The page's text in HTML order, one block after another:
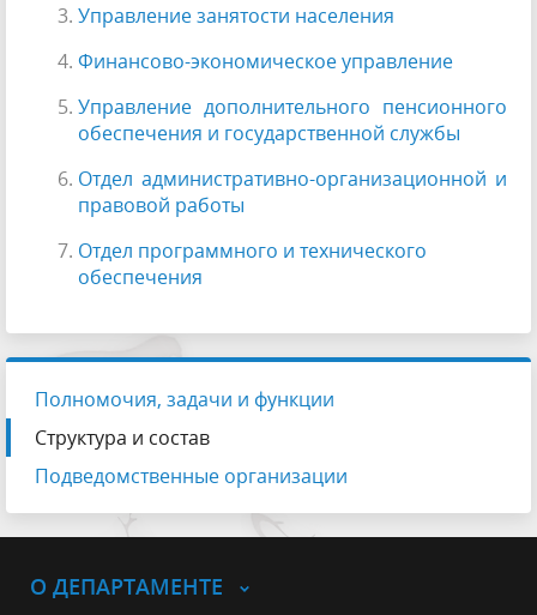
Управление занятости населения
Финансово-экономическое управление
Управление дополнительного пенсионного
обеспечения и государственной службы
Отдел административно-организационной и
правовой работы
Отдел программного и технического
обеспечения
Полномочия, задачи и функции
Структура и состав
Подведомственные организации
О ДЕПАРТАМЕНТЕ